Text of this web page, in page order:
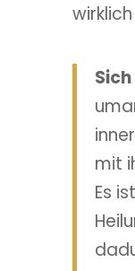
mit
Es